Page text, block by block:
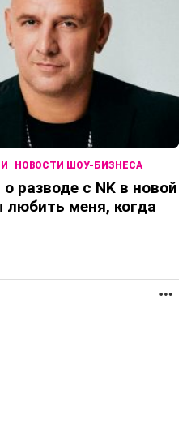
НОВОСТИ ШОУ-БИЗНЕСА
разводе с NK в новой
меня, когда